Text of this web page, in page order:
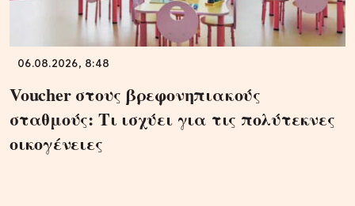
06.08.2026, 8:48
Voucher στους βρεφονηπιακούς
σταθμούς: Τι ισχύει για τις πολύτεκνες
οικογένειες